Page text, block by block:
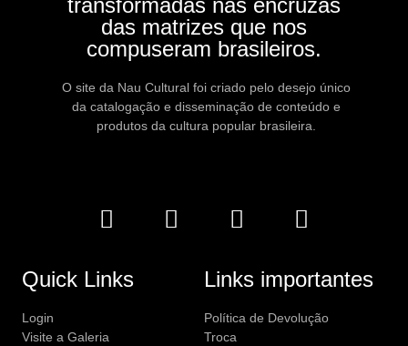
transformadas nas encruzas
das matrizes que nos
compuseram brasileiros.
O site da Nau Cultural foi criado pelo desejo único
da catalogação e disseminação de conteúdo e
produtos da cultura popular brasileira.
Quick Links
Login
Visite a Galeria
Links importantes
Política de Devolução
Troca